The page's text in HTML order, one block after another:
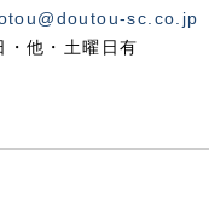
sc.co.jp
他・土曜日有